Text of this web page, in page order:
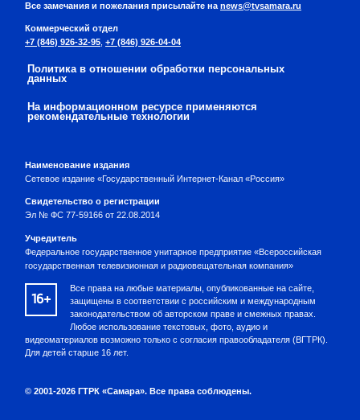
Все замечания и пожелания присылайте на news@tvsamara.ru
Коммерческий отдел
+7 (846) 926-32-95 +7 (846) 926-04-04
Политика в отношении обработки персональных
данных
На информационном ресурсе применяются
рекомендательные технологии
Наименование издания
Сетевое издание «Государственный Интернет-Канал «Россия»
Свидетельство о регистрации
Эл № ФС 77-59166 от 22.08.2014
Учредитель
Федеральное государственное унитарное предприятие «Всероссийская
государственная телевизионная и радиовещательная компания»
16+
Все права на любые материалы, опубликованные на сайте,
защищены в соответствии с российским и международным
законодательством об авторском праве и смежных правах.
Любое использование текстовых, фото, аудио и
видеоматериалов возможно только с согласия правообладателя (ВГТРК).
Для детей старше 16 лет.
© 2001-2026 ГТРК «Самара». Все права соблюдены.